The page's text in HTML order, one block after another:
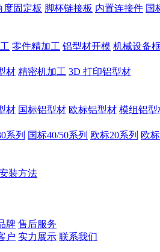
度固定板 脚杯链接板 内置连接件 国
零件精加工 铝型材开模 机械设备
材 精密机加工 3D 打印铝型材
材 国标铝型材 欧标铝型材 模组铝型
系列 国标40/50系列 欧标20系列 欧
装方法
牌 售后服务
户 实力展示 联系我们